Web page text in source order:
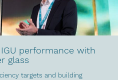
performance with
glass
targets and building